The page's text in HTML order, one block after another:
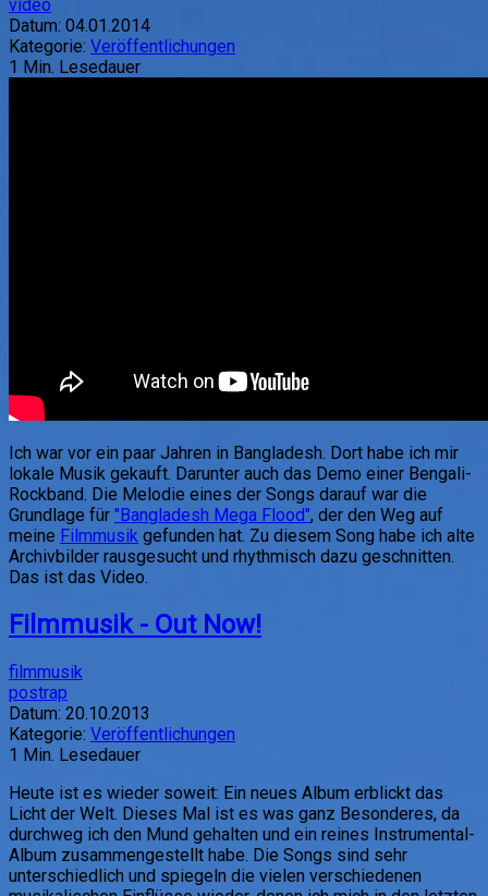
video
Datum: 04.01.2014
Kategorie: Veröffentlichungen
1 Min. Lesedauer
Ich war vor ein paar Jahren in Bangladesh. Dort habe ich mir
lokale Musik gekauft. Darunter auch das Demo einer Bengali-
Rockband. Die Melodie eines der Songs darauf war die
Grundlage für "Bangladesh Mega Flood", der den Weg auf
meine Filmmusik gefunden hat. Zu diesem Song habe ich alte
Archivbilder rausgesucht und rhythmisch dazu geschnitten.
Das ist das Video.
Filmmusik - Out Now!
filmmusik
postrap
Datum: 20.10.2013
Kategorie: Veröffentlichungen
1 Min. Lesedauer
Heute ist es wieder soweit: Ein neues Album erblickt das
Licht der Welt. Dieses Mal ist es was ganz Besonderes, da
durchweg ich den Mund gehalten und ein reines Instrumental-
Album zusammengestellt habe. Die Songs sind sehr
unterschiedlich und spiegeln die vielen verschiedenen